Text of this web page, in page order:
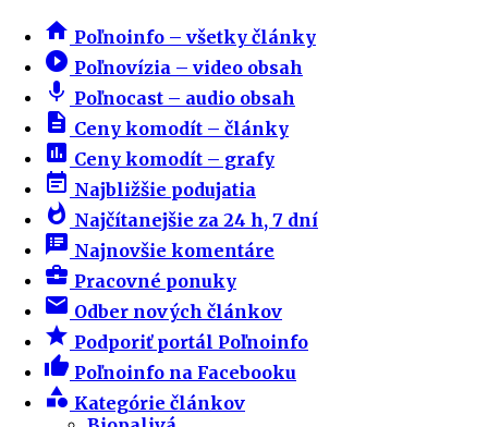
home Poľnoinfo – všetky články
play_circle_filled Poľnovízia – video obsah
mic Poľnocast – audio obsah
description Ceny komodít – články
insert_chart Ceny komodít – grafy
event_note Najbližšie podujatia
whatshot Najčítanejšie za 24 h, 7 dní
speaker_notes Najnovšie komentáre
business_center Pracovné ponuky
email Odber nových článkov
star Podporiť portál Poľnoinfo
thumb_up Poľnoinfo na Facebooku
category Kategórie článkov